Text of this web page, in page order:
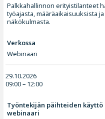
Palkkahallinnon erityistilanteet
työajasta, määräaikaisuuksista
näkökulmasta.
Verkossa
Webinaari
29.10.2026
09:00 – 12:00
Työntekijän päihteiden
webinaari